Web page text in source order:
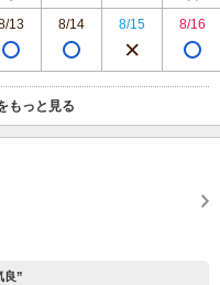
13 8/14 8/15 8/16
もっと見る
良”